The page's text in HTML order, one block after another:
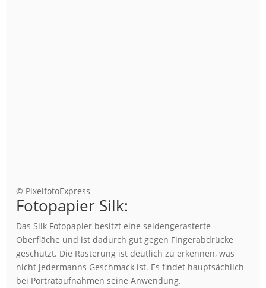
© PixelfotoExpress
Fotopapier Silk:
Das Silk Fotopapier besitzt eine seidengerasterte
Oberfläche und ist dadurch gut gegen Fingerabdrücke
geschützt. Die Rasterung ist deutlich zu erkennen, was
nicht jedermanns Geschmack ist. Es findet hauptsächlich
bei Porträtaufnahmen seine Anwendung.